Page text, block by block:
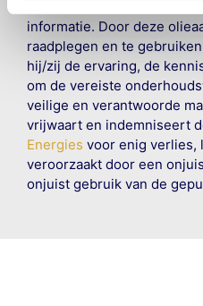
informatie. Door deze
raadplegen en te
hij/zij de ervaring, de
om de vereiste
veilige en verantwoorde
vrijwaart en indemniseert
Energies voor enig verlies,
veroorzaakt door een
onjuist gebruik van de